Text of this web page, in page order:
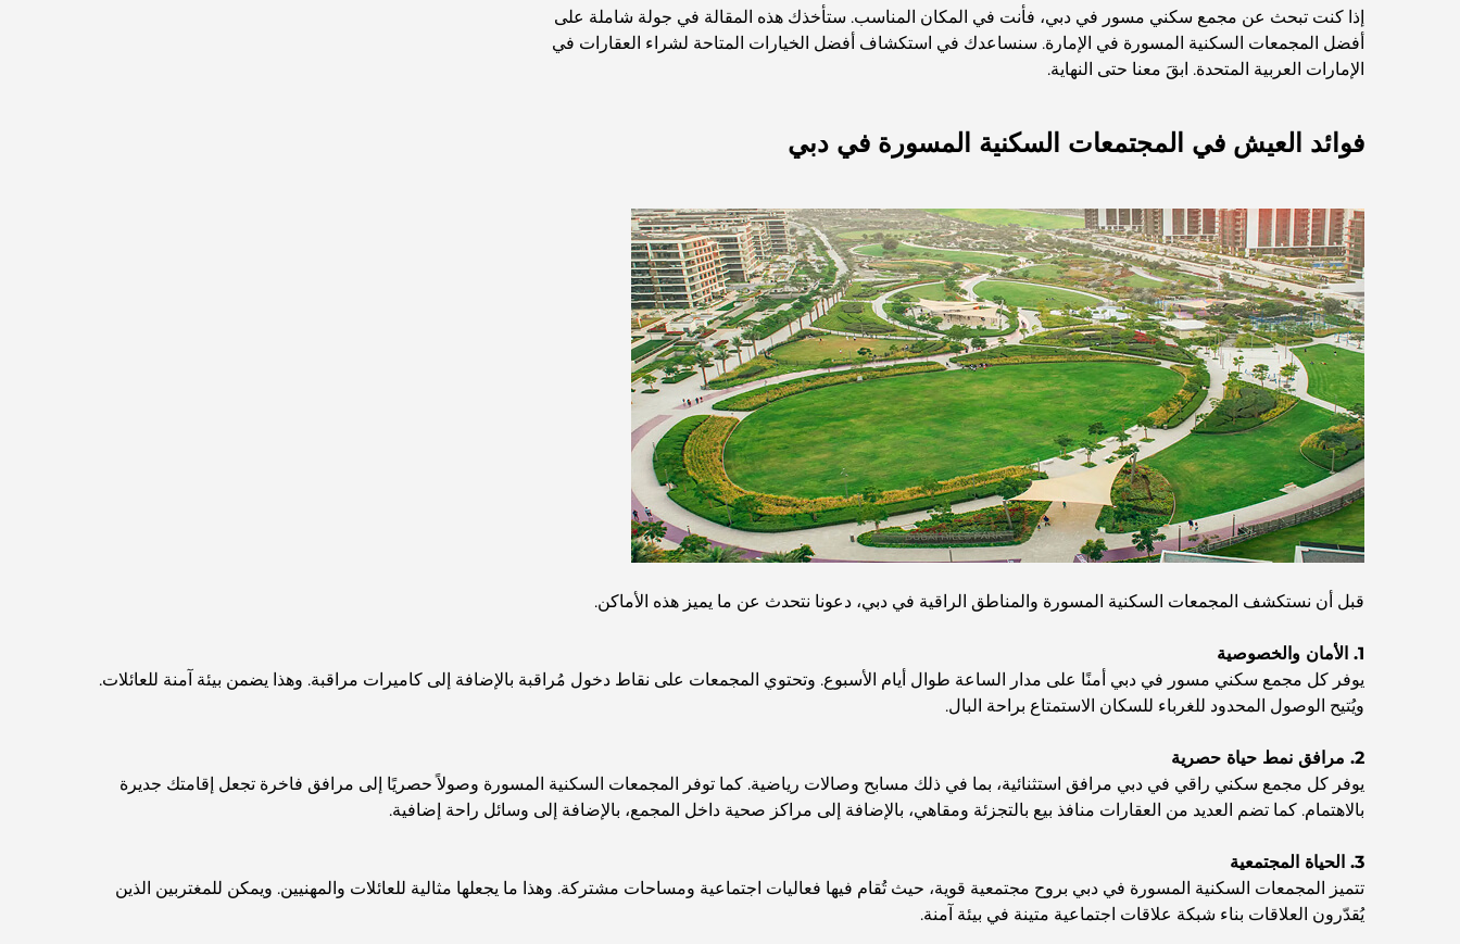
إذا كنت تبحث عن مجمع سكني مسور في دبي، فأنت في المكان المناسب. ستأخذك هذه المقالة في جولة شاملة على
أفضل المجمعات السكنية المسورة في الإمارة. سنساعدك في استكشاف أفضل الخيارات المتاحة لشراء العقارات في
الإمارات العربية المتحدة. ابقَ معنا حتى النهاية.
دليل شامل لأندية شاطئ نخلة جميرا لعام 2026
أفضل 7 نوادي رياضية في دبي هيلز: اللياقة البدنية في
الدليل الأمثل لمطاعم الطعام الفاخر في نخلة جميرا
فوائد العيش في المجتمعات السكنية المسورة في دبي
قبل أن نستكشف المجمعات السكنية المسورة والمناطق الراقية في دبي، دعونا نتحدث عن ما يميز هذه الأماكن.
1. الأمان والخصوصية
يوفر كل مجمع سكني مسور في دبي أمنًا على مدار الساعة طوال أيام الأسبوع. وتحتوي المجمعات على نقاط دخول مُراقبة بالإضافة إلى كاميرات مراقبة. وهذا يضمن بيئة آمنة للعائلات.
ويُتيح الوصول المحدود للغرباء للسكان الاستمتاع براحة البال.
2. مرافق نمط حياة حصرية
يوفر كل مجمع سكني راقي في دبي مرافق استثنائية، بما في ذلك مسابح وصالات رياضية. كما توفر المجمعات السكنية المسورة وصولاً حصريًا إلى مرافق فاخرة تجعل إقامتك جديرة
بالاهتمام. كما تضم ​​العديد من العقارات منافذ بيع بالتجزئة ومقاهي، بالإضافة إلى مراكز صحية داخل المجمع، بالإضافة إلى وسائل راحة إضافية.
3. الحياة المجتمعية
تتميز المجمعات السكنية المسورة في دبي بروح مجتمعية قوية، حيث تُقام فيها فعاليات اجتماعية ومساحات مشتركة. وهذا ما يجعلها مثالية للعائلات والمهنيين. ويمكن للمغتربين الذين
يُقدّرون العلاقات بناء شبكة علاقات اجتماعية متينة في بيئة آمنة.